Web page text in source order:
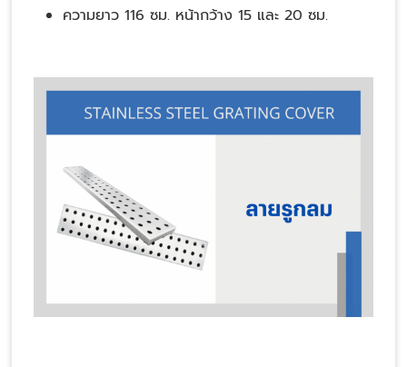
ความยาว 116 ซม. หน้ากว้าง 15 และ 20 ซม.